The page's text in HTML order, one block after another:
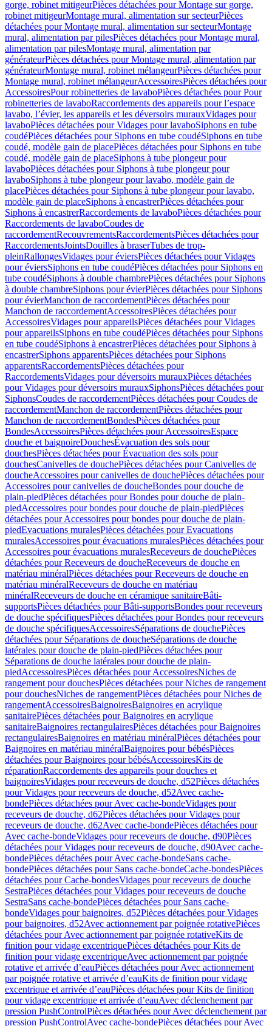
gorge, robinet mitigeurPièces détachées pour Montage sur gorge,
robinet mitigeurMontage mural, alimentation sur secteurPièces
détachées pour Montage mural, alimentation sur secteurMontage
mural, alimentation par pilesPièces détachées pour Montage mural,
alimentation par pilesMontage mural, alimentation par
générateurPièces détachées pour Montage mural, alimentation par
générateurMontage mural, robinet mélangeurPièces détachées pour
Montage mural, robinet mélangeurAccessoiresPièces détachées pour
AccessoiresPour robinetteries de lavaboPièces détachées pour Pour
robinetteries de lavaboRaccordements des appareils pour l’espace
lavabo, l’évier, les appareils et les déversoirs murauxVidages pour
lavaboPièces détachées pour Vidages pour lavaboSiphons en tube
coudéPièces détachées pour Siphons en tube coudéSiphons en tube
coudé, modèle gain de placePièces détachées pour Siphons en tube
coudé, modèle gain de placeSiphons à tube plongeur pour
lavaboPièces détachées pour Siphons à tube plongeur pour
lavaboSiphons à tube plongeur pour lavabo, modèle gain de
placePièces détachées pour Siphons à tube plongeur pour lavabo,
modèle gain de placeSiphons à encastrerPièces détachées pour
Siphons à encastrerRaccordements de lavaboPièces détachées pour
Raccordements de lavaboCoudes de
raccordementRecouvrementsRaccordementsPièces détachées pour
RaccordementsJointsDouilles à braserTubes de trop-
pleinRallongesVidages pour éviersPièces détachées pour Vidages
pour éviersSiphons en tube coudéPièces détachées pour Siphons en
tube coudéSiphons à double chambrePièces détachées pour Siphons
à double chambreSiphons pour évierPièces détachées pour Siphons
pour évierManchon de raccordementPièces détachées pour
Manchon de raccordementAccessoiresPièces détachées pour
AccessoiresVidages pour appareilsPièces détachées pour Vidages
pour appareilsSiphons en tube coudéPièces détachées pour Siphons
en tube coudéSiphons à encastrerPièces détachées pour Siphons à
encastrerSiphons apparentsPièces détachées pour Siphons
apparentsRaccordementsPièces détachées pour
RaccordementsVidages pour déversoirs murauxPièces détachées
pour Vidages pour déversoirs murauxSiphonsPièces détachées pour
SiphonsCoudes de raccordementPièces détachées pour Coudes de
raccordementManchon de raccordementPièces détachées pour
Manchon de raccordementBondesPièces détachées pour
BondesAccessoiresPièces détachées pour AccessoiresEspace
douche et baignoireDouchesÉvacuation des sols pour
douchesPièces détachées pour Évacuation des sols pour
douchesCanivelles de douchePièces détachées pour Canivelles de
doucheAccessoires pour canivelles de douchePièces détachées pour
Accessoires pour canivelles de doucheBondes pour douche de
plain-piedPièces détachées pour Bondes pour douche de plain-
piedAccessoires pour bondes pour douche de plain-piedPièces
détachées pour Accessoires pour bondes pour douche de plain-
piedEvacuations muralesPièces détachées pour Evacuations
muralesAccessoires pour évacuations muralesPièces détachées pour
Accessoires pour évacuations muralesReceveurs de douchePièces
détachées pour Receveurs de doucheReceveurs de douche en
matériau minéralPièces détachées pour Receveurs de douche en
matériau minéralReceveurs de douche en matériau
minéralReceveurs de douche en céramique sanitaireBâti-
supportsPièces détachées pour Bâti-supportsBondes pour receveurs
de douche spécifiquesPièces détachées pour Bondes pour receveurs
de douche spécifiquesAccessoiresSéparations de douchePièces
détachées pour Séparations de doucheSéparations de douche
latérales pour douche de plain-piedPièces détachées pour
Séparations de douche latérales pour douche de plain-
piedAccessoiresPièces détachées pour AccessoiresNiches de
rangement pour douchesPièces détachées pour Niches de rangement
pour douchesNiches de rangementPièces détachées pour Niches de
rangementAccessoiresBaignoiresBaignoires en acrylique
sanitairePièces détachées pour Baignoires en acrylique
sanitaireBaignoires rectangulairesPièces détachées pour Baignoires
rectangulairesBaignoires en matériau minéralPièces détachées pour
Baignoires en matériau minéralBaignoires pour bébésPièces
détachées pour Baignoires pour bébésAccessoiresKits de
réparationRaccordements des appareils pour douches et
baignoiresVidages pour receveurs de douche, d52Pièces détachées
pour Vidages pour receveurs de douche, d52Avec cache-
bondePièces détachées pour Avec cache-bondeVidages pour
receveurs de douche, d62Pièces détachées pour Vidages pour
receveurs de douche, d62Avec cache-bondePièces détachées pour
Avec cache-bondeVidages pour receveurs de douche, d90Pièces
détachées pour Vidages pour receveurs de douche, d90Avec cache-
bondePièces détachées pour Avec cache-bondeSans cache-
bondePièces détachées pour Sans cache-bondeCache-bondesPièces
détachées pour Cache-bondesVidages pour receveurs de douche
SestraPièces détachées pour Vidages pour receveurs de douche
SestraSans cache-bondePièces détachées pour Sans cache-
bondeVidages pour baignoires, d52Pièces détachées pour Vidages
pour baignoires, d52Avec actionnement par poignée rotativePièces
détachées pour Avec actionnement par poignée rotativeKits de
finition pour vidage excentriquePièces détachées pour Kits de
finition pour vidage excentriqueAvec actionnement par poignée
rotative et arrivée d’eauPièces détachées pour Avec actionnement
par poignée rotative et arrivée d’eauKits de finition pour vidage
excentrique et arrivée d’eauPièces détachées pour Kits de finition
pour vidage excentrique et arrivée d’eauAvec déclenchement par
pression PushControlPièces détachées pour Avec déclenchement par
pression PushControlAvec cache-bondePièces détachées pour Avec